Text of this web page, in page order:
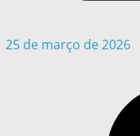
25 de março de 2026